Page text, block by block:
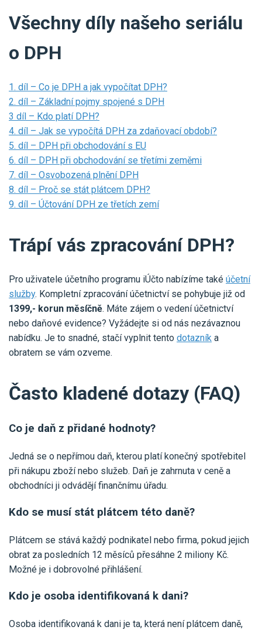
Všechny díly našeho seriálu
o DPH
1. díl – Co je DPH a jak vypočítat DPH?
2. díl – Základní pojmy spojené s DPH
3 díl – Kdo platí DPH?
4. díl – Jak se vypočítá DPH za zdaňovací období?
5. díl – DPH při obchodování s EU
6. díl – DPH při obchodování se třetími zeměmi
7. díl – Osvobozená plnění DPH
8. díl – Proč se stát plátcem DPH?
9. díl – Účtování DPH ze třetích zemí
Trápí vás zpracování DPH?
Pro uživatele účetního programu iÚčto nabízíme také účetní
služby. Kompletní zpracování účetnictví se pohybuje již od
1399,- korun měsíčně. Máte zájem o vedení účetnictví
nebo daňové evidence? Vyžádejte si od nás nezávaznou
nabídku. Je to snadné, stačí vyplnit tento dotazník a
obratem se vám ozveme.
Často kladené dotazy (FAQ)
Co je daň z přidané hodnoty?
Jedná se o nepřímou daň, kterou platí konečný spotřebitel
při nákupu zboží nebo služeb. Daň je zahrnuta v ceně a
obchodníci ji odvádějí finančnímu úřadu.
Kdo se musí stát plátcem této daně?
Plátcem se stává každý podnikatel nebo firma, pokud jejich
obrat za posledních 12 měsíců přesáhne 2 miliony Kč.
Možné je i dobrovolné přihlášení.
Kdo je osoba identifikovaná k dani?
Osoba identifikovaná k dani je ta, která není plátcem daně,